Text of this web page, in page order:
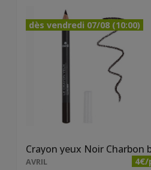
dès vendredi 07/08 (10:00)
Crayon yeux Noir Charbon
AVRIL 4€/